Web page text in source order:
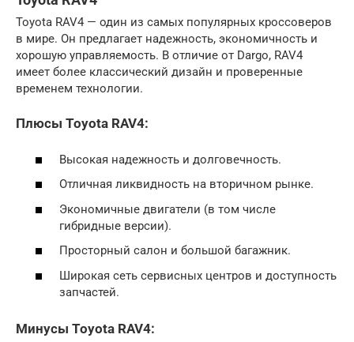
Toyota RAV4 — один из самых популярных кроссоверов
в мире. Он предлагает надежность, экономичность и
хорошую управляемость. В отличие от Dargo, RAV4
имеет более классический дизайн и проверенные
временем технологии.
Плюсы Toyota RAV4:
Высокая надежность и долговечность.
Отличная ликвидность на вторичном рынке.
Экономичные двигатели (в том числе
гибридные версии).
Просторный салон и большой багажник.
Широкая сеть сервисных центров и доступность
запчастей.
Минусы Toyota RAV4: